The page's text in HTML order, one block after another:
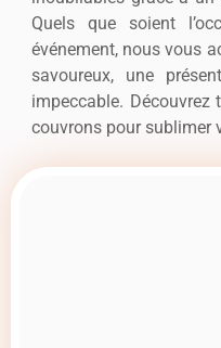
Quels que soient
événement, nous vous
savoureux, une
impeccable. Découvrez
couvrons pour sublimer